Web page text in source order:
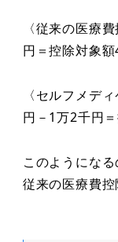
〈従来の医療
円＝控除対象
〈セルフメデ
円－1万2千円
このようにな
従来の医療費控